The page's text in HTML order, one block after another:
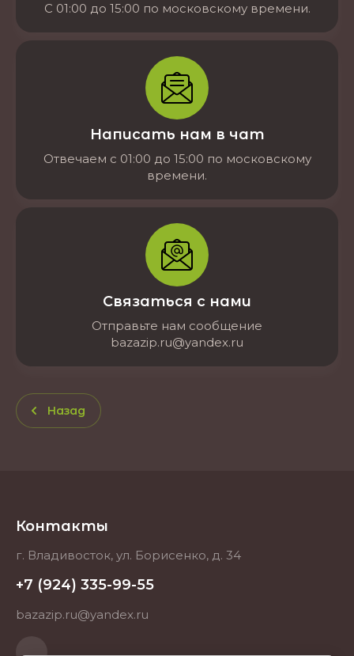
С 01:00 до 15:00 по московскому времени.
Написать нам в чат
Отвечаем с 01:00 до 15:00 по московскому
времени.
Связаться с нами
Отправьте нам сообщение
bazazip.ru@yandex.ru
Назад
Контакты
г. Владивосток, ул. Борисенко, д. 34
+7 (924) 335-99-55
bazazip.ru@yandex.ru